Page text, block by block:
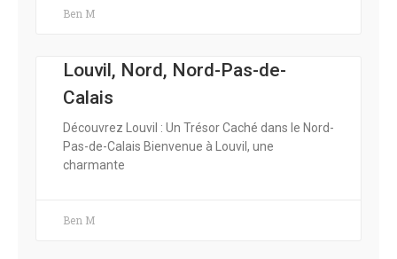
Ben M
Louvil, Nord, Nord-Pas-de-
Calais
Découvrez Louvil : Un Trésor Caché dans le Nord-
Pas-de-Calais Bienvenue à Louvil, une
charmante
Ben M